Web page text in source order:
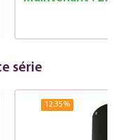
série
12.35%